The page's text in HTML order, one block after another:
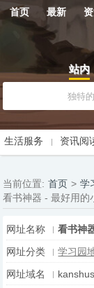
首页 最新
站内
生活服务
资讯阅
当前位置: 首页 > 学
看书神器 - 最好用的
网址名称
看书神
网址分类
学习园
网址域名